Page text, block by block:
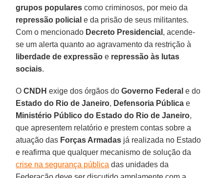
grupos populares como criminosos, por meio da
repressão policial e da prisão de seus militantes.
Com o mencionado Decreto Presidencial , acende-
se um alerta quanto ao agravamento da restrição à
liberdade de expressão e repressão às lutas
sociais.
O CNDH exige dos órgãos doGoverno Federal e do
Estado do Rio de Janeiro, Defensoria Pública e
Ministério Público do Estado do Rio de Janeiro,
que apresentem relatório e prestem contas sobre a
atuação das Forças Armadas já realizada no Estado
e reafirma que qualquer mecanismo de solução da
crise na segurança pública das unidades da